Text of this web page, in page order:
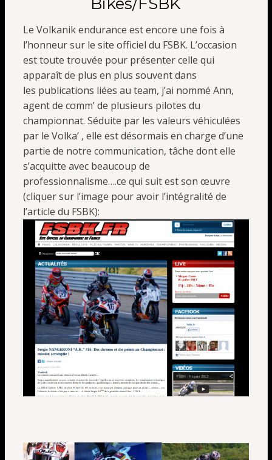
Le Volkanik endurance est encore une fois à
l’honneur sur le site officiel du FSBK. L’occasion
est toute trouvée pour présenter celle qui
apparaît de plus en plus souvent dans
les publications liées au team, j’ai nommé Ann,
agent de comm’ de plusieurs pilotes du
championnat. Séduite par les valeurs véhiculées
par le Volka’ , elle est désormais en charge d’une
partie de notre communication, tâche dont elle
s’acquitte avec beaucoup de
professionnalisme….ce qui suit est son œuvre
(cliquer sur l’image pour avoir l’intégralité de
l’article du FSBK):